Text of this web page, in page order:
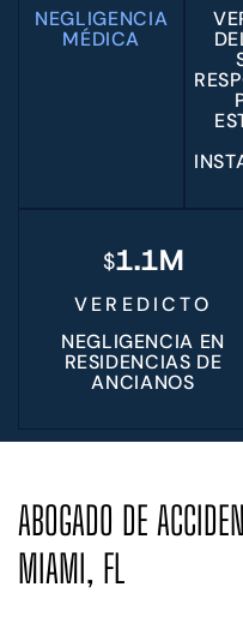
HOMESTEAD
HOUSTON,
RESULTADOS
NEGLIGENCIA
MÉDICA
$1.1M
VEREDICTO
NEGLIGENCIA EN
RESIDENCIAS DE
ANCIANOS
ABOGADO DE
MIAMI, FL